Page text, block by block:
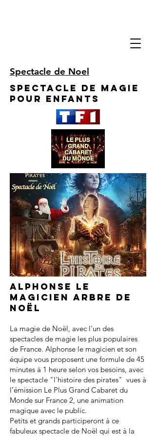
Spectacle de Noel
Spectacle de Magie
pour enfants
Alphonse le
magicien arbre de
noël
La magie de Noël, avec l'un des
spectacles de magie les plus populaires
de France. Alphonse le magicien et son
équipe vous proposent une formule de 45
minutes à 1 heure selon vos besoins, avec
le spectacle "l'histoire des pirates" vues à
l’émission Le Plus Grand Cabaret du
Monde sur France 2, une animation
magique avec le public.
Petits et grands participeront à ce
fabuleux spectacle de Noël qui est à la